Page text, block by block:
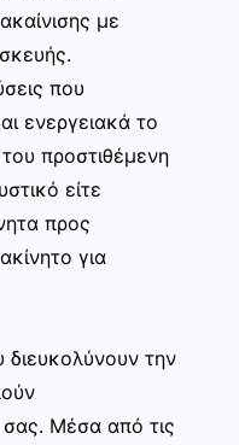
με
που
ενεργειακά το
προστιθέμενη
είτε
προς
για
διευκολύνουν την
Μέσα από τις